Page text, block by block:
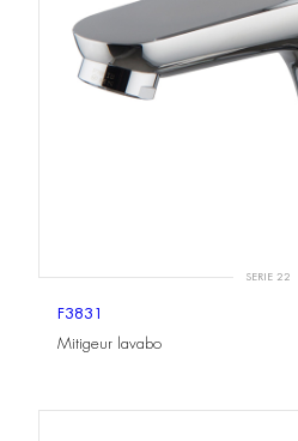
SERIE 22
F3831
Mitigeur lavabo